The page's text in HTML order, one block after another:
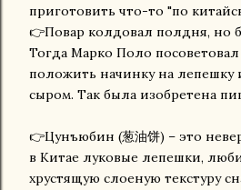
приготовить что-то "по
👉Повар колдовал полдня, но
Тогда Марко Поло посоветовал
положить начинку на лепешку
сыром. Так была изобретена
👉Цунъюбин (葱油饼) – это
в Китае луковые лепешки,
хрустящую слоеную текстуру